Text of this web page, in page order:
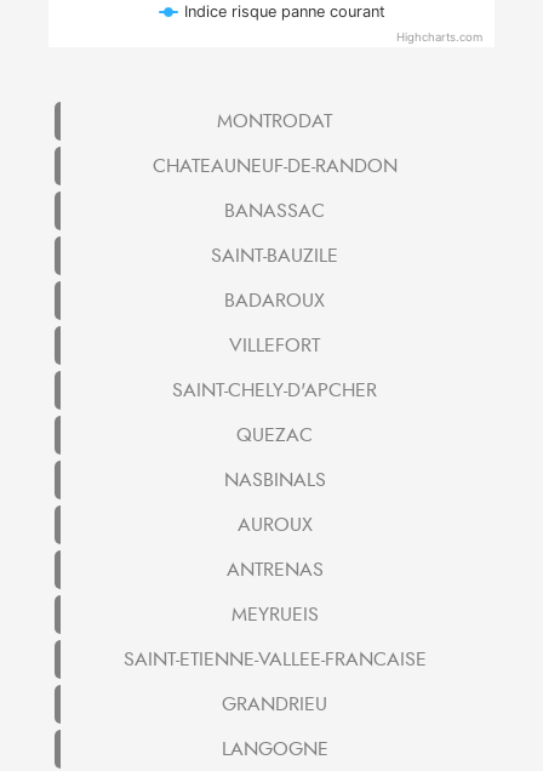
Indice risque panne courant
Highcharts.com
MONTRODAT
CHATEAUNEUF-DE-RANDON
BANASSAC
SAINT-BAUZILE
BADAROUX
VILLEFORT
SAINT-CHELY-D'APCHER
QUEZAC
NASBINALS
AUROUX
ANTRENAS
MEYRUEIS
SAINT-ETIENNE-VALLEE-FRANCAISE
GRANDRIEU
LANGOGNE